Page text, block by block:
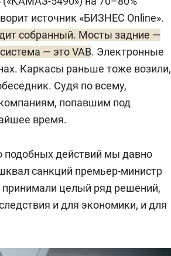
источник «БИЗНЕС Online».
собранный. Мосты задние —
— это VAB. Электронные
Каркасы раньше тоже возили,
Судя по всему,
попавшим под
время.
действий мы давно
санкций премьер-министр
целый ряд решений,
и для экономики, и для